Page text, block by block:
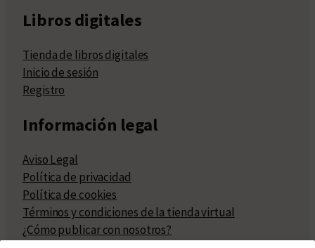
Libros digitales
Tienda de libros digitales
Inicio de sesión
Registro
Información legal
Aviso Legal
Política de privacidad
Política de cookies
Términos y condiciones de la tienda virtual
¿Cómo publicar con nosotros?